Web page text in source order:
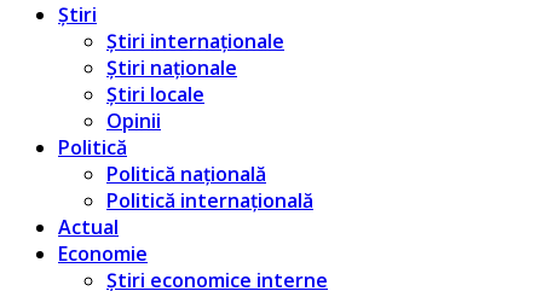
Știri
Știri internaționale
Știri naționale
Știri locale
Opinii
Politică
Politică națională
Politică internațională
Actual
Economie
Știri economice interne